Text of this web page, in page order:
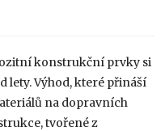
konstrukční prvky si
lety. Výhod, které přináší
na dopravních
tvořené z